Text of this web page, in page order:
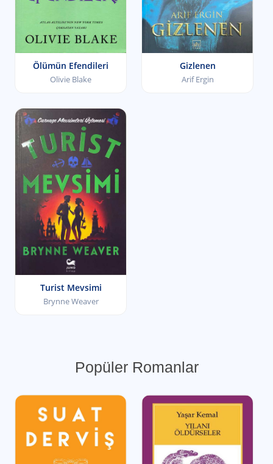
Ölümün Efendileri
Olivie Blake
Gizlenen
Arif Ergin
Turist Mevsimi
Brynne Weaver
Popüler Romanlar